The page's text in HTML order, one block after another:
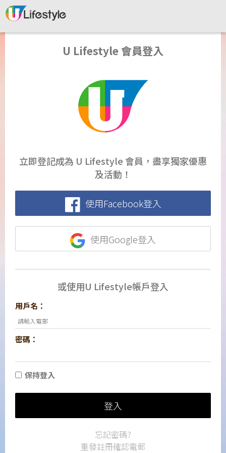
U Lifestyle 會員登入
立即登記成為 U Lifestyle 會員，盡享獨家優惠
及活動！
使用Facebook登入
使用Google登入
或使用U Lifestyle帳戶登入
用戶名：
密碼：
保持登入
登入
忘記密碼?
重發註冊確認電郵